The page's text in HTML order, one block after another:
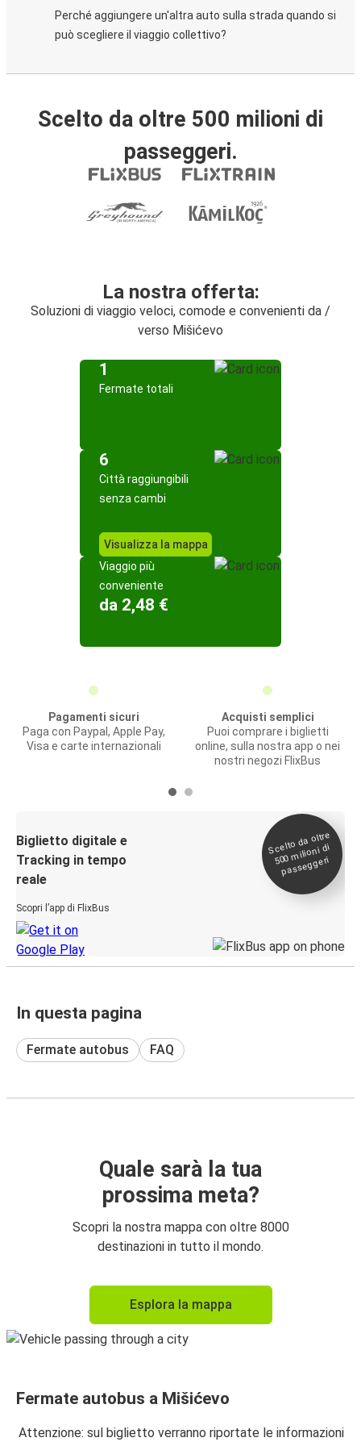
Perché aggiungere un'altra auto sulla strada quando si
può scegliere il viaggio collettivo?
Scelto da oltre 500 milioni di
passeggeri.
La nostra offerta:
Soluzioni di viaggio veloci, comode e convenienti da /
verso Mišićevo
1
Fermate totali
6
Città raggiungibili
senza cambi
Visualizza la mappa
Viaggio più
conveniente
da 2,48 €
Pagamenti sicuri
Paga con Paypal, Apple Pay,
Visa e carte internazionali
Acquisti semplici
Puoi comprare i biglietti
online, sulla nostra app o nei
nostri negozi FlixBus
Biglietto digitale e
Tracking in tempo
reale
Scopri l’app di FlixBus
Scelto da oltre
500
milioni di
passeggeri
In questa pagina
Fermate autobus FAQ
Quale sarà la tua
prossima meta?
Scopri la nostra mappa con oltre 8000
destinazioni in tutto il mondo.
Esplora la mappa
Fermate autobus a Mišićevo
Attenzione: sul biglietto verranno riportate le informazioni